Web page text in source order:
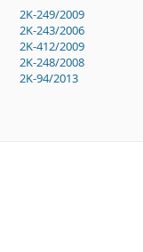
2K-249/2009
2K-243/2006
2K-412/2009
2K-248/2008
2K-94/2013